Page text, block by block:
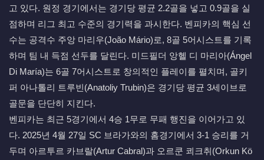
고 있다. 원정 경기에서는 경기당 평균 2.2골을 넣고 0.9골을 실
점하며 리그 최고 수준의 경기력을 과시한다. 벤피카의 핵심 선
수는 공격수 주앙 마리우(João Mário)로, 8골 5어시스트를 기록
하며 팀 내 득점 선두를 달린다. 미드필더 앙헬 디 마리아(Ángel
Di María)는 6골 7어시스트로 창의적인 플레이를 펼치며, 골키
퍼 아나톨리 트루빈(Anatoliy Trubin)은 경기당 평균 3세이브로
골문을 단단히 지킨다.
벤피카는 최근 5경기에서 4승 1무로 무패 행진을 이어가고 있
다. 2025년 4월 27일 SC 브라가와의 홈경기에서 3-1 승리를 거
두며 아르투르 카브랄(Artur Cabral)과 오르쿤 쾨크취(Orkun Kö